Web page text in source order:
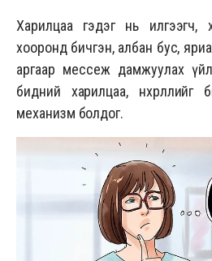
Харилцаа гэдэг нь илгээгч,
хооронд бичгэн, албан бус,
аргаар мессеж дамжуулах
бидний харилцаа, нөхөрлөлийг
механизм болдог.